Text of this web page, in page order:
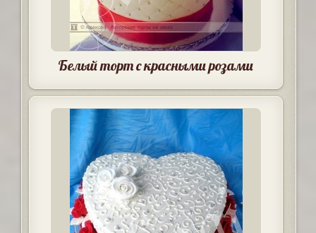
Белый торт с красными розами